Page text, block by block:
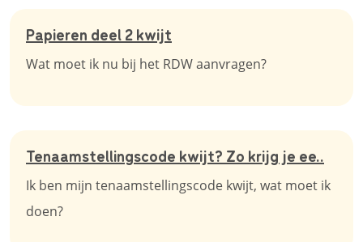
Papieren deel 2 kwijt
Wat moet ik nu bij het RDW aanvragen?
Tenaamstellingscode kwijt? Zo krijg je ee..
Ik ben mijn tenaamstellingscode kwijt, wat moet ik
doen?